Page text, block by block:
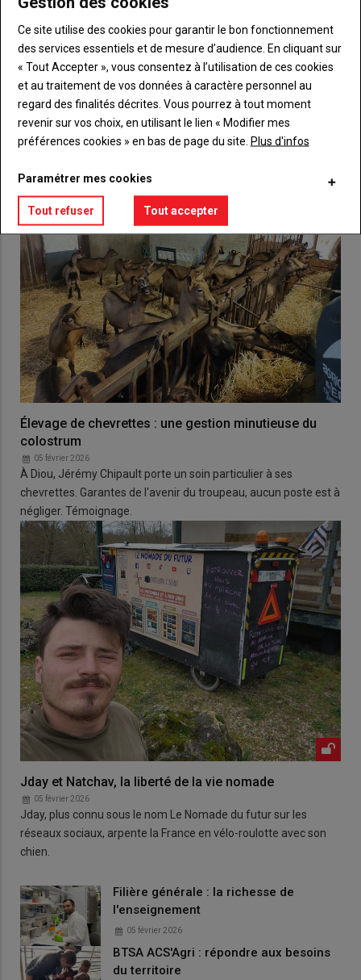
Lien Créez un compte
VOUS AIMEREZ AUSSI
Élevage de chevrettes : une gestion minutieuse du
colostrum
05 février 2026
À Diou, Jérémy Chipault porte un soin particulier à ses
chevrettes. Garantes de l'avenir du troupeau, aucun poste est à
négliger. Témoignage.
Jday et Natchav, la liberté de la vie nomade
05 février 2026
Jday, plus connu sous le nom Le Nomade du futur sur les
réseaux sociaux, arpente la France en vélo-roulotte avec son
chien.
Filière générale : la richesse de
l'enseignement
05 février 2026
BTSA ACS'Agri : répondre aux besoins
du territoire
Ce site utilise des cookies pour garantir le bon fonctionnement
des services essentiels et de mesure d’audience. En cliquant sur
« Tout Accepter », vous consentez à l’utilisation de ces cookies
et au traitement de vos données à caractère personnel au
regard des finalités décrites. Vous pourrez à tout moment
revenir sur vos choix, en utilisant le lien « Modifier mes
préférences cookies » en bas de page du site. Plus d'infos
Paramétrer mes cookies
Tout refuser Tout accepter